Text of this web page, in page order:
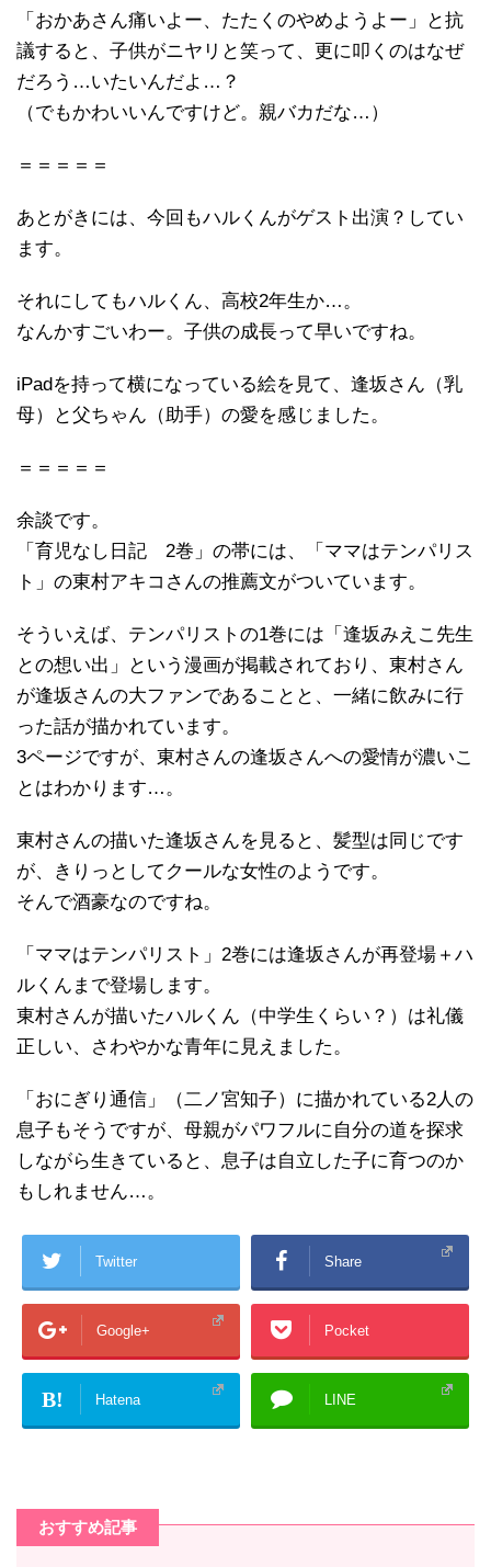
「おかあさん痛いよー、たたくのやめようよー」と抗
議すると、子供がニヤリと笑って、更に叩くのはなぜ
だろう…いたいんだよ…？
（でもかわいいんですけど。親バカだな…）
＝＝＝＝＝
あとがきには、今回もハルくんがゲスト出演？してい
ます。
それにしてもハルくん、高校2年生か…。
なんかすごいわー。子供の成長って早いですね。
iPadを持って横になっている絵を見て、逢坂さん（乳
母）と父ちゃん（助手）の愛を感じました。
＝＝＝＝＝
余談です。
「育児なし日記 2巻」の帯には、「ママはテンパリス
ト」の東村アキコさんの推薦文がついています。
そういえば、テンパリストの1巻には「逢坂みえこ先生
との想い出」という漫画が掲載されており、東村さん
が逢坂さんの大ファンであることと、一緒に飲みに行
った話が描かれています。
3ページですが、東村さんの逢坂さんへの愛情が濃いこ
とはわかります…。
東村さんの描いた逢坂さんを見ると、髪型は同じです
が、きりっとしてクールな女性のようです。
そんで酒豪なのですね。
「ママはテンパリスト」2巻には逢坂さんが再登場＋ハ
ルくんまで登場します。
東村さんが描いたハルくん（中学生くらい？）は礼儀
正しい、さわやかな青年に見えました。
「おにぎり通信」（二ノ宮知子）に描かれている2人の
息子もそうですが、母親がパワフルに自分の道を探求
しながら生きていると、息子は自立した子に育つのか
もしれません…。
Twitter Share
Google+ Pocket
B! Hatena LINE
おすすめ記事